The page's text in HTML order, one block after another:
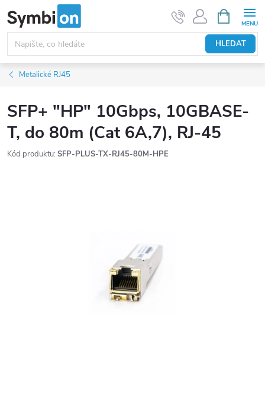
na
obsah
HLEDAT
NÁKUPNÍ
KOŠÍK
Metalické RJ45
SFP+ "HP" 10Gbps, 10GBASE-
T, do 80m (Cat 6A,7), RJ-45
Kód produktu: SFP-PLUS-TX-RJ45-80M-HPE